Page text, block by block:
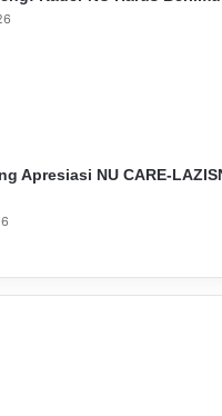
Apresiasi NU CARE-